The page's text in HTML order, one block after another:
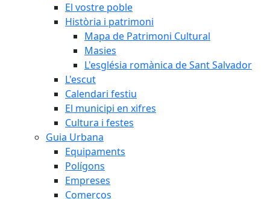
El vostre poble
Història i patrimoni
Mapa de Patrimoni Cultural
Masies
L'església romànica de Sant Salvador
L'escut
Calendari festiu
El municipi en xifres
Cultura i festes
Guia Urbana
Equipaments
Polígons
Empreses
Comerços